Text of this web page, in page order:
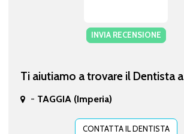
INVIA RECENSIONE
Ti aiutiamo a trovare il Dentista a
- TAGGIA (Imperia)
CONTATTA IL DENTISTA